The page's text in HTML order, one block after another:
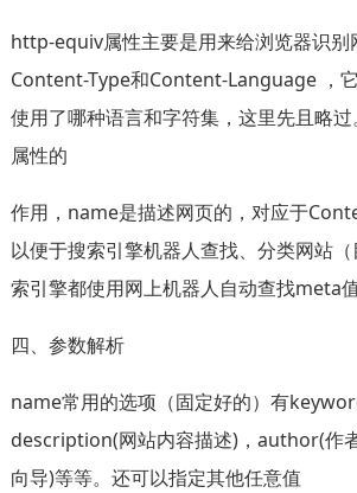
http-equiv属性主要是用来给浏览器识别
Content-Type和Content-Language ，
使用了哪种语言和字符集，这里先且略
属性的
作用，name是描述网页的，对应于
以便于搜索引擎机器人查找、分类网站
索引擎都使用网上机器人自动查找meta
四、参数解析
name常用的选项（固定好的）有
description(网站内容描述)，author(作
向导)等等。还可以指定其他任意值